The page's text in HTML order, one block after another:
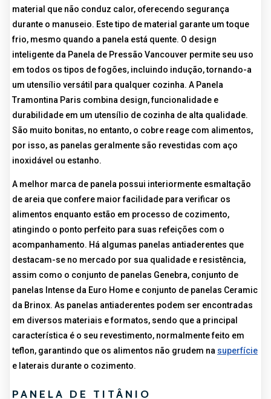
material que não conduz calor, oferecendo segurança
durante o manuseio. Este tipo de material garante um toque
frio, mesmo quando a panela está quente. O design
inteligente da Panela de Pressão Vancouver permite seu uso
em todos os tipos de fogões, incluindo indução, tornando-a
um utensílio versátil para qualquer cozinha. A Panela
Tramontina Paris combina design, funcionalidade e
durabilidade em um utensílio de cozinha de alta qualidade.
São muito bonitas, no entanto, o cobre reage com alimentos,
por isso, as panelas geralmente são revestidas com aço
inoxidável ou estanho.
A melhor marca de panela possui interiormente esmaltação
de areia que confere maior facilidade para verificar os
alimentos enquanto estão em processo de cozimento,
atingindo o ponto perfeito para suas refeições com o
acompanhamento. Há algumas panelas antiaderentes que
destacam-se no mercado por sua qualidade e resistência,
assim como o conjunto de panelas Genebra, conjunto de
panelas Intense da Euro Home e conjunto de panelas Ceramic
da Brinox. As panelas antiaderentes podem ser encontradas
em diversos materiais e formatos, sendo que a principal
característica é o seu revestimento, normalmente feito em
teflon, garantindo que os alimentos não grudem na superfície
e laterais durante o cozimento.
PANELA DE TITÂNIO